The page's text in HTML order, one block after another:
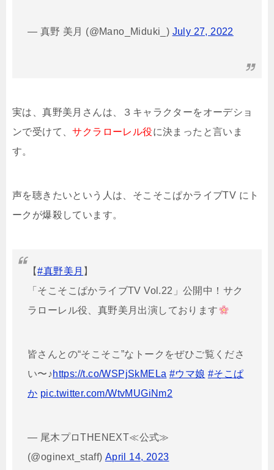
— 真野 美月 (@Mano_Miduki_) July 27, 2022
実は、真野美月さんは、３キャラクターをオーデショ
ンで受けて、サクラローレル役に決まったと言いま
す。
声を聴きたいという人は、そこそこぱかライブTV にト
ークが爆殺しています。
【#真野美月 】
「そこそこぱかライブTV Vol.22」公開中！サク
ラローレル役、真野美月出演しております
皆さんとの“そこそこ”なトークをぜひご覧くださ
い〜♪https://t.co/WSPjSkMELa #ウマ娘 #そこぱ
か pic.twitter.com/WtvMUGiNm2
— 尾木プロTHENEXT≪公式≫
(@oginext_staff) April 14, 2023